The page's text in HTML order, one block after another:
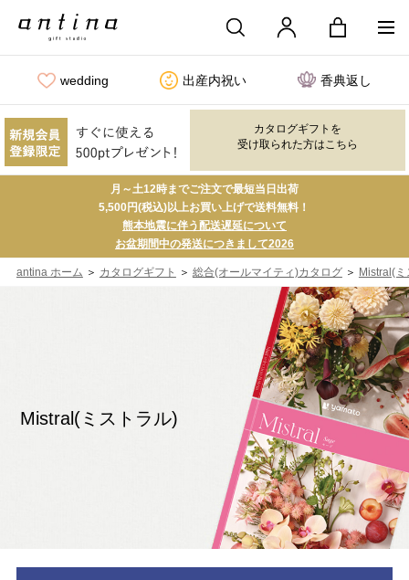
wedding 出産内祝い 香典返し
カタログギフトを
受け取られた方はこちら
月～土12時までご注文で最短当日出荷
5,500円(税込)以上お買い上げで送料無料！
熊本地震に伴う配送遅延について
お盆期間中の発送につきまして2026
antina ホーム ＞ カタログギフト ＞ 総合(オールマイティ)カタログ＞ Mistral(
Mistral(ミストラル)